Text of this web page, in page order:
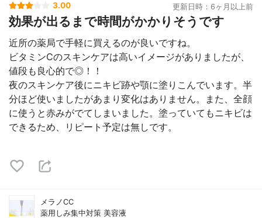
3.00 更新日時：6ヶ月以上前
効果が出るまで時間がかかりそうです
近所の薬局で手軽に買えるのが良いですね。
ビタミンCのスキンケアは高いイメージがありましたが、
値段も良心的で◎！！
夜のスキンケア後にニキビ跡や顎に塗りこんでいます。半
分ほど使いましたがあまり変化はありません。また、全顔
に使うと赤みがでてしまいました。塗っていてもニキビは
できるため、リピート予定は無しです。
メラノCC
薬用しみ集中対策 美容液